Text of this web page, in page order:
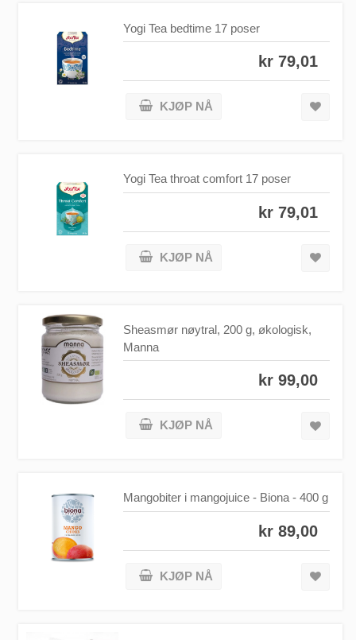
Yogi Tea bedtime 17 poser
kr 79,01
KJØP NÅ
Yogi Tea throat comfort 17 poser
kr 79,01
KJØP NÅ
Sheasmør nøytral, 200 g, økologisk,
Manna
kr 99,00
KJØP NÅ
Mangobiter i mangojuice - Biona - 400 g
kr 89,00
KJØP NÅ